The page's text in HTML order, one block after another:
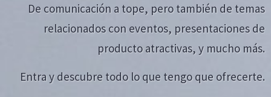
De comunicación a tope, pero también de temas
relacionados con eventos, presentaciones de
producto atractivas, y mucho más.
Entra y descubre todo lo que tengo que ofrecerte.